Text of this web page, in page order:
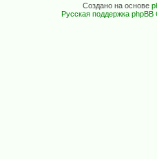
Создано на основе
Русская поддержка phpBB